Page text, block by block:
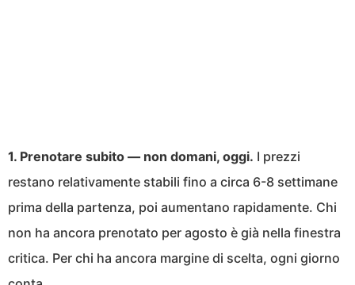
1. Prenotare subito — non domani, oggi. I prezzi
restano relativamente stabili fino a circa 6-8 settimane
prima della partenza, poi aumentano rapidamente. Chi
non ha ancora prenotato per agosto è già nella finestra
critica. Per chi ha ancora margine di scelta, ogni giorno